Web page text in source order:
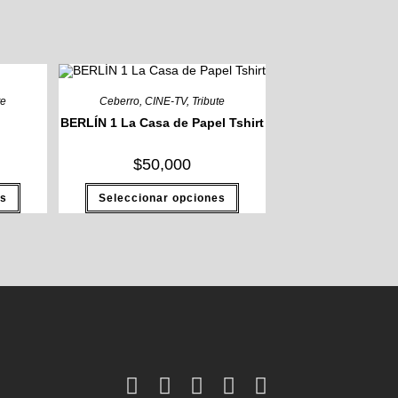
Ceberro,CINE-TV, Tribute
BERLÍN 1 La Casa de Papel Tshirt
$50,000
Seleccionar opciones